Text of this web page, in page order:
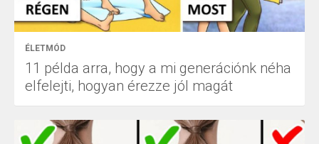
ÉLETMÓD
11 példa arra, hogy a mi generációnk néha
elfelejti, hogyan érezze jól magát